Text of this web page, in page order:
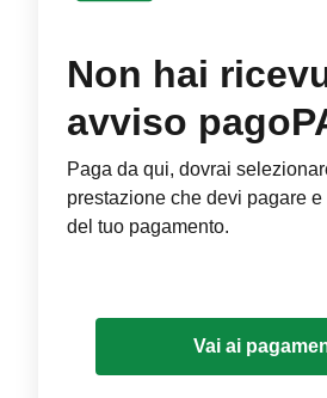
Non hai
avviso
Paga da qui, dovrai
prestazione che devi pagare
del tuo pagamento.
Vai ai